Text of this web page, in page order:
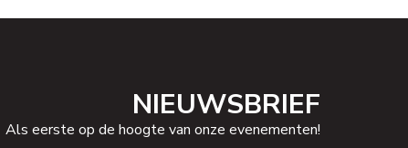
NIEUWSBRIEF
Als eerste op de hoogte van onze evenementen!